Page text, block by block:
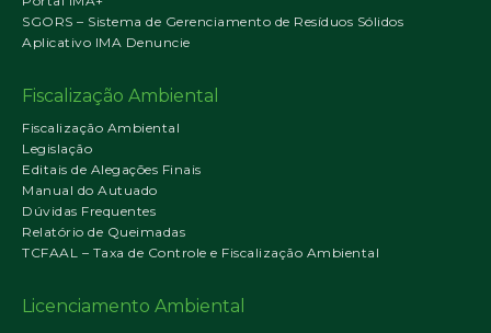
SGORS – Sistema de Gerenciamento de Resíduos Sólidos
Aplicativo IMA Denuncie
Fiscalização Ambiental
Fiscalização Ambiental
Legislação
Editais de Alegações Finais
Manual do Autuado
Dúvidas Frequentes
Relatório de Queimadas
TCFAAL – Taxa de Controle e Fiscalização Ambiental
Licenciamento Ambiental